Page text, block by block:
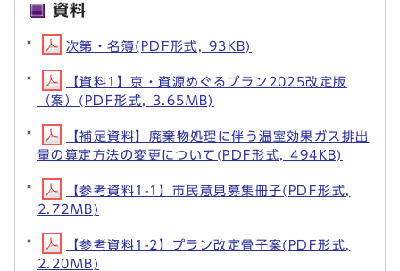
資料
次第・名簿(PDF形式, 93KB)
【資料1】京・資源めぐるプラン2025改定版
（案）(PDF形式, 3.65MB)
【補足資料】廃棄物処理に伴う温室効果ガス排出
量の算定方法の変更について(PDF形式, 494KB)
【参考資料1-1】市民意見募集冊子(PDF形式,
2.72MB)
【参考資料1-2】プラン改定骨子案(PDF形式,
2.20MB)